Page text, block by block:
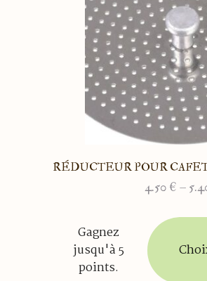
RÉDUCTEUR POUR
4.50 € –
à
Gagnez
jusqu'à 5
points.
produit
plusieurs